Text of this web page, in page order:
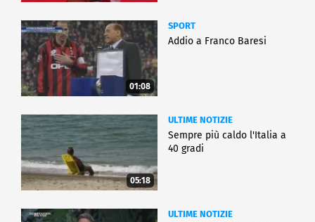
01:08
SPORT
Addio a Franco Baresi
05:18
ULTIME NOTIZIE
Sempre più caldo l'Italia a
40 gradi
ULTIME NOTIZIE